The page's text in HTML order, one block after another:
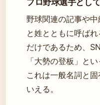
プロ野球選手とし
野球関連の記事や中
と姓とともに呼ば
だけであるため、
「大勢の登板」と
これは一般名詞と
いえる。